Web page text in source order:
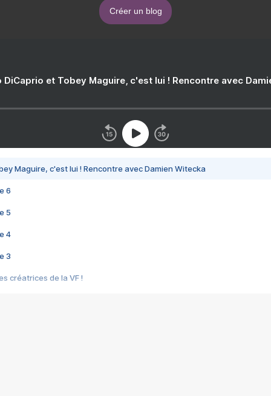
Créer un blog
DiCaprio et Tobey Maguire, c'est lui ! Rencontre avec
Maguire, c'est lui ! Rencontre avec Damien Witecka
6
5
4
3
créatrices de la VF !